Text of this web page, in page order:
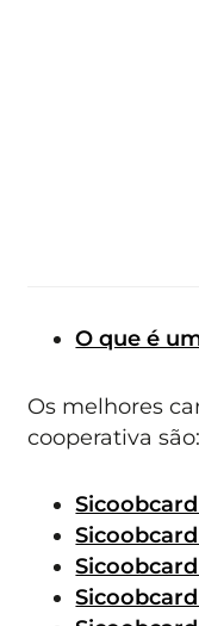
O que é
Os melhores
cooperativa são: